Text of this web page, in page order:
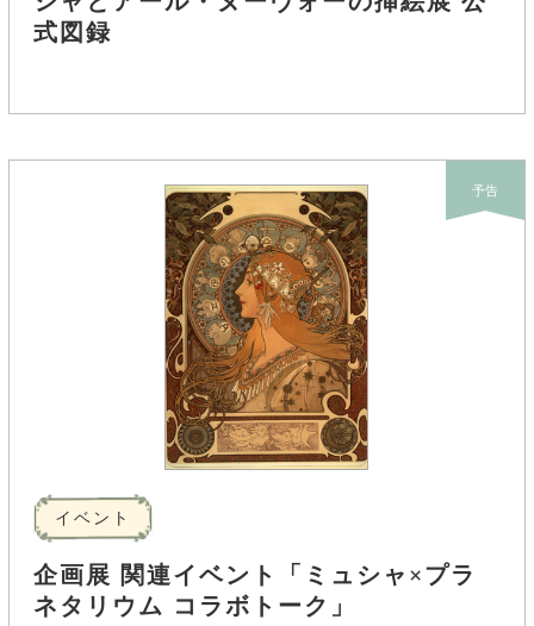
式図録
予告
イベント
企画展 関連イベント「ミュシャ×プラ
ネタリウム コラボトーク」